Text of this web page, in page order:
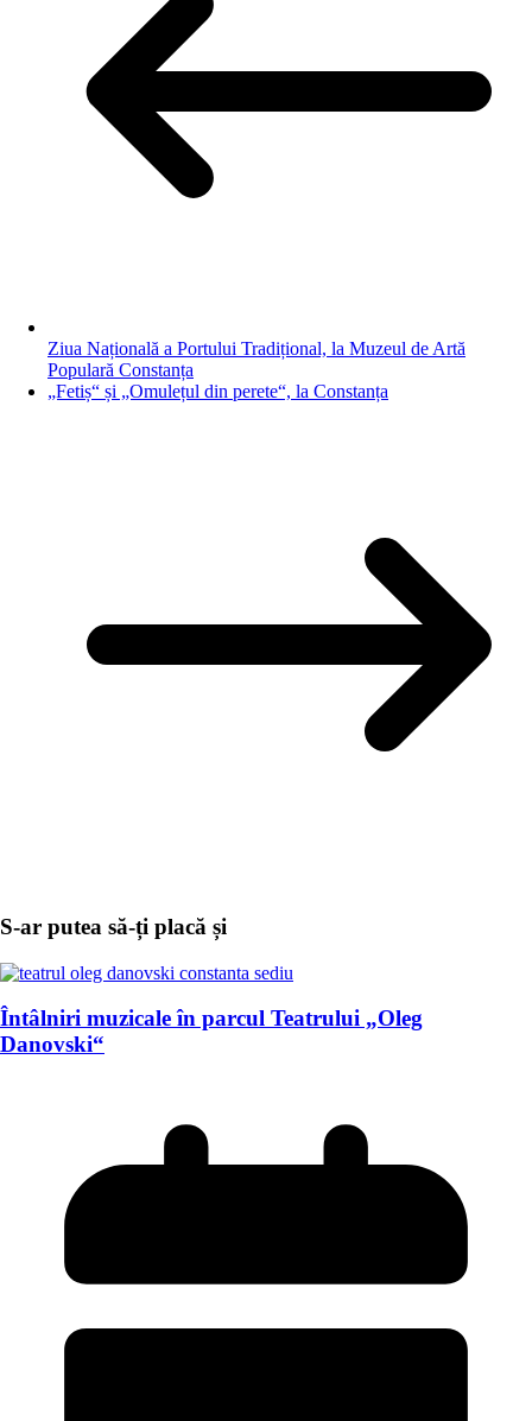
Ziua Națională a Portului Tradițional, la Muzeul de Artă
Populară Constanța
„Fetiș“ și „Omulețul din perete“, la Constanța
S-ar putea să-ți placă și
Întâlniri muzicale în parcul Teatrului „Oleg
Danovski“